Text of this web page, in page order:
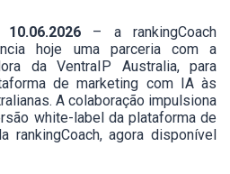
– a rankingCoach
hoje uma parceria com a
da VentraIP Australia, para
de marketing com IA às
A colaboração impulsiona
white-label da plataforma de
rankingCoach, agora disponível